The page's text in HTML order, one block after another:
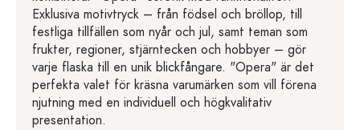
Exklusiva motivtryck – från födsel och bröllop, till
festliga tillfällen som nyår och jul, samt teman som
frukter, regioner, stjärntecken och hobbyer – gör
varje flaska till en unik blickfångare. "Opera" är det
perfekta valet för kräsna varumärken som vill förena
njutning med en individuell och högkvalitativ
presentation.